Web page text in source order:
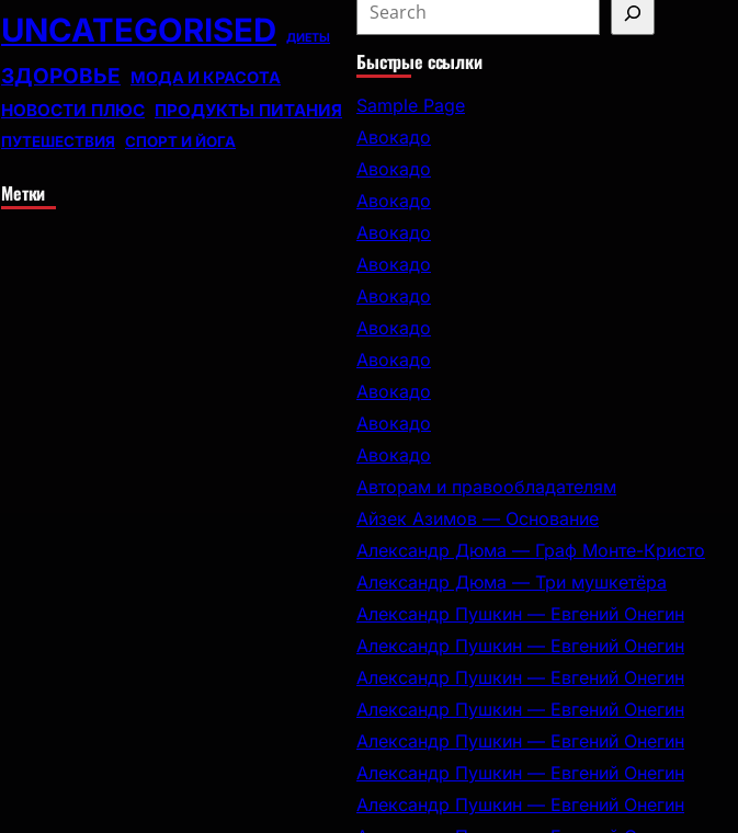
UNCATEGORISED ДИЕТЫ
ЗДОРОВЬЕ МОДА И КРАСОТА
НОВОСТИ ПЛЮС ПРОДУКТЫ ПИТАНИЯ
ПУТЕШЕСТВИЯ СПОРТ И ЙОГА
Метки
e
a
r
c
h
Быстрые ссылки
Sample Page
Авокадо
Авокадо
Авокадо
Авокадо
Авокадо
Авокадо
Авокадо
Авокадо
Авокадо
Авокадо
Авокадо
Авторам и правообладателям
Айзек Азимов — Основание
Александр Дюма — Граф Монте-Кристо
Александр Дюма — Три мушкетёра
Александр Пушкин — Евгений Онегин
Александр Пушкин — Евгений Онегин
Александр Пушкин — Евгений Онегин
Александр Пушкин — Евгений Онегин
Александр Пушкин — Евгений Онегин
Александр Пушкин — Евгений Онегин
Александр Пушкин — Евгений Онегин